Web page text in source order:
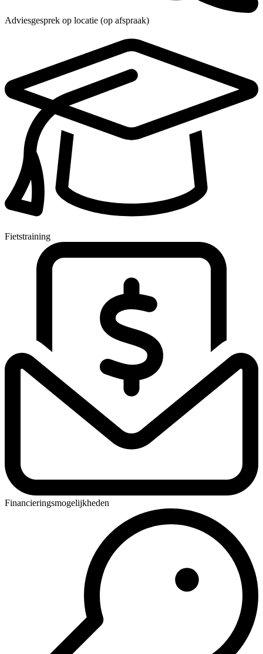
Adviesgesprek op locatie (op afspraak)
Fietstraining
Financieringsmogelijkheden